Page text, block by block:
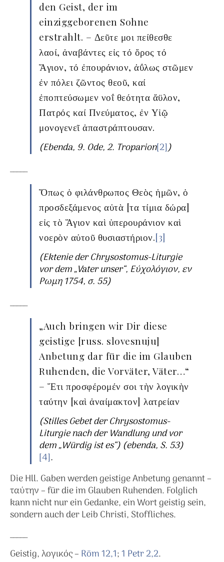
den Geist, der im
einziggeborenen Sohne
erstrahlt. – Δεῦτε μοι πείθεσθε
λαοί, ἀναβάντες εἰς τό ὄρος τό
Ἅγιον, τό ἐπουράνιον, ἀΰλως στῶμεν
ἐν πόλει ζῶντος θεοῦ, καί
ἐποπτεύσωμεν νοΐ θεότητα ἄϋλον,
Πατρός καί Πνεύματος, ἐν Υἱῷ
μονογενεῖ ἀπαστράπτουσαν.
(Ebenda, 9. Ode, 2. Troparion[2])
_____
Ὅπως ὁ φιλάνθρωπος Θεὸς ἡμῶν, ὁ
προσδεξάμενος αὐτὰ [τα τίμια δώρα]
εἰς τὸ Ἅγιον καὶ ὑπερουράνιον καὶ
νοερὸν αὐτοῦ θυσιαστήριον.[3]
(Ektenie der Chrysostomus-Liturgie
vor dem „Vater unser“, Εύχολόγιον, εν
Ρωμη 1754, σ. 55)
_____
„Auch bringen wir Dir diese
geistige [russ. slovesnuju]
Anbetung dar für die im Glauben
Ruhenden, die Vorväter, Väter…“
– Ἔτι προσφέρομέν σοι τὴν λογικὴν
ταύτην [καὶ ἀναίμακτον] λατρείαν
(Stilles Gebet der Chrysostomus-
Liturgie nach der Wandlung und vor
dem „Würdig ist es“) (ebenda, S. 53)
[4].
Die Hll. Gaben werden geistige Anbetung genannt –
ταύτην – für die im Glauben Ruhenden. Folglich
kann nicht nur ein Gedanke, ein Wort geistig sein,
sondern auch der Leib Christi, Stoffliches.
_____
Geistig, λογικός – Röm 12,1;1 Petr 2,2.